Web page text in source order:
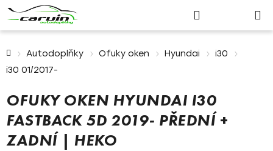
Přihlášení
košík
Autodoplňky Ofuky oken Hyundai
i30
i30 01/2017-
OFUKY OKEN HYUNDAI I30
FASTBACK 5D 2019- PŘEDNÍ +
ZADNÍ | HEKO